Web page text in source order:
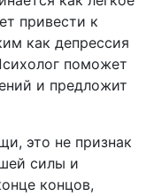
привести к
как депрессия
поможет
и предложит
это не признак
силы и
концов,